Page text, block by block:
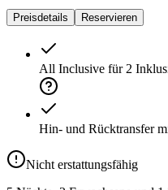
Preisdetails Reservieren
All Inclusive für 2
Hin- und Rücktransfer
Nicht erstattungsfähig